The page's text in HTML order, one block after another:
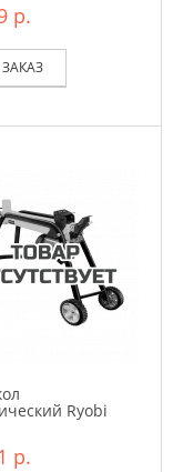
р.
Ryobi
р.